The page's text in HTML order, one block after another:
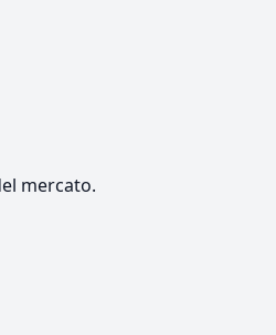
mercato.